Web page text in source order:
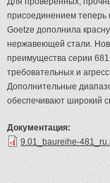
присоединением теперь
Goetze дополнила
нержавеющей стали.
преимущества серии
требовательных и
Дополнительные
обеспечивают широкий
Документация:
9.01_baureihe-